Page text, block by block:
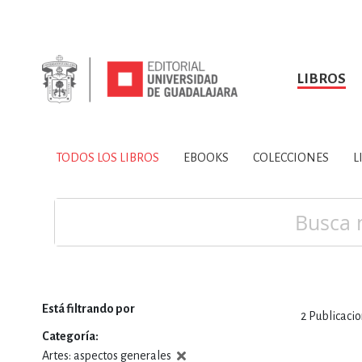
LIBROS
TODOS LOS LIBROS
SOBRE NOSOTROS HISTORIA
CIENCIAS DE LA
TODOS LOS LIBROS EBOOKS COLECCIONES
2
Está filtrando por
Categoría
Artes: aspectos generales